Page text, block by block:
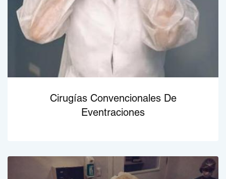
Cirugías Convencionales De
Eventraciones